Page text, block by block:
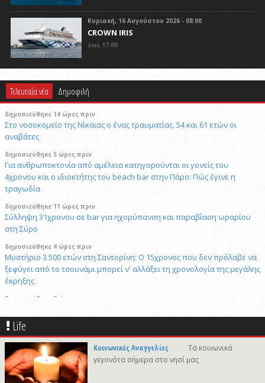
Κυριακή, 16 Αυγούστου 2026 - 08:00
CROWN IRIS
έως 17:00
Τελευταία νέα Δημοφιλή
δημοσιεύθηκε 14 ώρες πριν
Στο νοσοκομείο της Νίκαιας ο ένας τραυματίας. 54 και 61 ετών οι
αναβάτες
δημοσιεύθηκε 5 ώρες πριν
Για ανθρωποκτονία από αμέλεια κατηγορούνται οι γονείς του
4χρονου και ο ιδιοκτήτης του beach bar στην Πάρο: Πώς έγινε η
τραγωδία
δημοσιεύθηκε 11 ώρες πριν
Σύλληψη 31χρονου σε bar για ηχορύπανση και παραβίαση ωραρίου
στη Σύρο
δημοσιεύθηκε 4 ώρες πριν
Μυστήριο 3.500 ετών στη Σαντορίνη: Ο 15χρονος που δεν πρόλαβε να
ξεφύγει από το τσουνάμι μπορεί ν' αλλάξει τη χρονολογία της μεγάλης
έκρηξης
δημοσιεύθηκε 2 ώρες πριν
προορισμών
7/8/2026 21:46
Γιώργος Νταλάρας «Ρεμπέτικο»: Μια μεγάλη μουσική βραδιά στο
πλαίσιο του Φεστιβάλ Ρεμπέτικου Σύρου
7/8/2026 09:50
Life
Κοινωνικές Αναγγελίες
Τα κοινωνικά
γεγονότα σήμερα στο νησί μας